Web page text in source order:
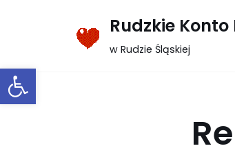
Otwórz pasek narzędzi
treści
Rudzkie
w Rudzie Śląskiej